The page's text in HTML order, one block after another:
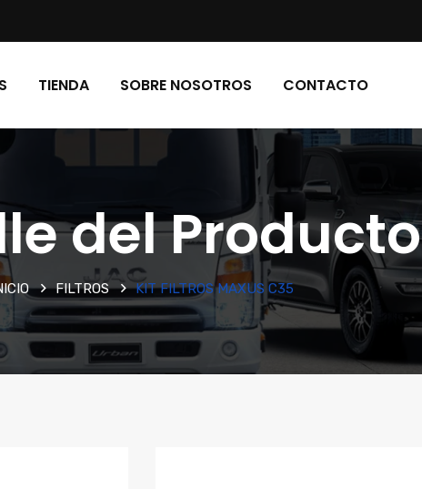
TIENDA SOBRE NOSOTROS CONTACTO
del Producto
FILTROS KIT FILTROS MAXUS C35